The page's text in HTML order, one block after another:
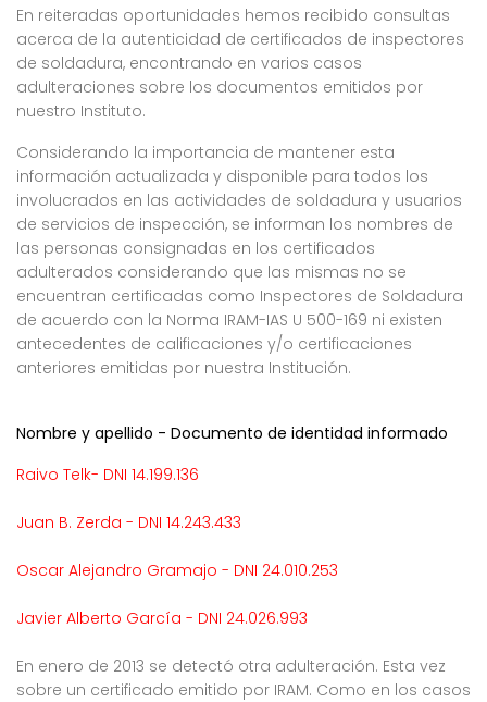
En reiteradas oportunidades hemos recibido consultas
acerca de la autenticidad de certificados de inspectores
de soldadura, encontrando en varios casos
adulteraciones sobre los documentos emitidos por
nuestro Instituto.
Considerando la importancia de mantener esta
información actualizada y disponible para todos los
involucrados en las actividades de soldadura y usuarios
de servicios de inspección, se informan los nombres de
las personas consignadas en los certificados
adulterados considerando que las mismas no se
encuentran certificadas como Inspectores de Soldadura
de acuerdo con la Norma IRAM-IAS U 500-169 ni existen
antecedentes de calificaciones y/o certificaciones
anteriores emitidas por nuestra Institución.
Nombre y apellido - Documento de identidad informado
Raivo Telk- DNI 14.199.136
Juan B. Zerda - DNI 14.243.433
Oscar Alejandro Gramajo - DNI 24.010.253
Javier Alberto García - DNI 24.026.993
En enero de 2013 se detectó otra adulteración. Esta vez
sobre un certificado emitido por IRAM. Como en los casos